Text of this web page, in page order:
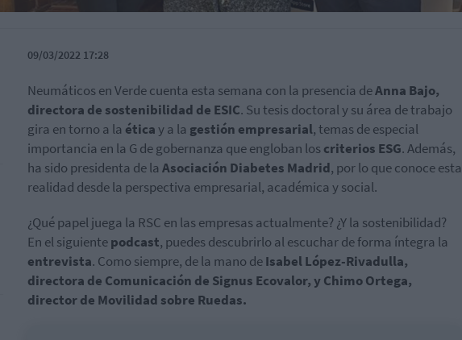
09/03/2022 17:28
Neumáticos en Verde cuenta esta semana con la presencia deAnna Bajo,
directora de sostenibilidad de ESIC. Su tesis doctoral y su área de trabajo
gira en torno a la éticay a la gestión empresarial, temas de especial
importancia en la G de gobernanza que engloban loscriterios ESG. Además,
ha sido presidenta de la Asociación Diabetes Madrid, por lo que conoce esta
realidad desde la perspectiva empresarial, académica y social.
¿Qué papel juega la RSC en las empresas actualmente? ¿Y la sostenibilidad?
En el siguientepodcast, puedes descubrirlo al escuchar de forma íntegra la
entrevista. Como siempre, de la mano deIsabel López-Rivadulla,
directora de Comunicación de Signus Ecovalor, y Chimo Ortega,
director de Movilidad sobre Ruedas.